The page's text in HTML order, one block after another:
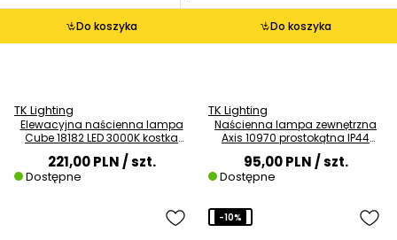
Do koszyka
TK Lighting
Elewacyjna naścienna lampa
Cube 18182 LED 3000K kostka
IP54 czarny
221,00 PLN/ szt.
Dostępne
Do koszyka
TK Lighting
Naścienna lampa zewnętrzna
Axis 10970 prostokątna IP44
95,00 PLN/ szt.
Dostępne
-10%